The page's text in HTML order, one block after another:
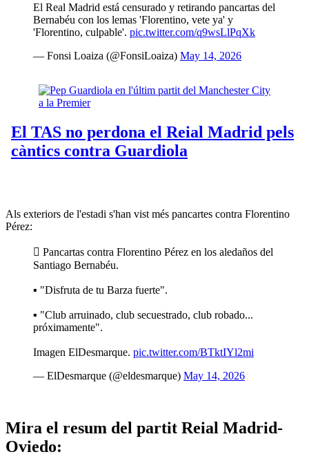
El Real Madrid está censurado y retirando pancartas del
Bernabéu con los lemas 'Florentino, vete ya' y
'Florentino, culpable'. pic.twitter.com/q9wsLlPqXk
— Fonsi Loaiza (@FonsiLoaiza) May 14, 2026
Als exteriors de l'estadi s'han vist més pancartes contra Florentino
Pérez:
 Pancartas contra Florentino Pérez en los aledaños del
Santiago Bernabéu.
▪️ "Disfruta de tu Barza fuerte".
▪️ "Club arruinado, club secuestrado, club robado...
próximamente".
Imagen ElDesmarque. pic.twitter.com/BTktIYl2mi
— ElDesmarque (@eldesmarque) May 14, 2026
Mira el resum del partit Reial Madrid-
Oviedo: